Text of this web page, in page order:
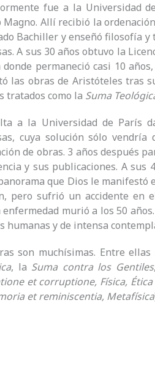
fue a la Universidad
Allí recibió la
Bachiller y enseñó filosofía
A sus 30 años obtuvo la
permaneció casi 10
las obras de Aristóteles tras
tratados como la Suma
a la Universidad de París
cuya solución sólo vendría
de obras. 3 años después
y sus publicaciones. A sus
que Dios le manifestó
pero sufrió un accidente en
enfermedad murió a los 50
humanas y de intensa
son muchísimas. Entre
, la Suma contra los Gentiles
et corruptione, Física,
et reminiscentia, Metafísica